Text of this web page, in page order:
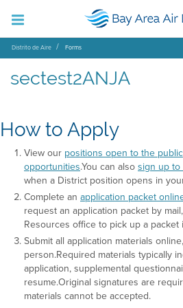
Distrito de Aire Forms
sectest2ANJA
How to Apply
View our positions open to the public
opportunities.You can also sign up to
when a District position opens in
Complete an application packet
request an application packet by
Resources office to pick up a packet
Submit all application materials
person.Required materials typically
application, supplemental
resume.Original signatures are
materials cannot be accepted.